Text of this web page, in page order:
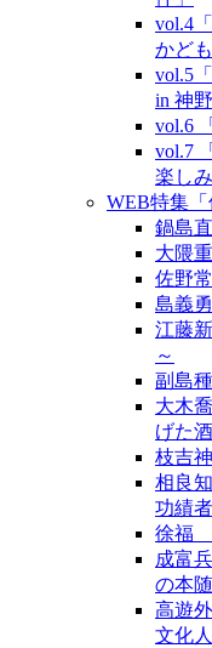
vol.4
かど
vol.5
in 神
vol.6
vol.7
楽し
WEB特集「
鍋島
大隈
佐野
島義
江藤
～
副島
大木
げた
枝吉
相良
功績
徐福
成富
の本
高遊
文化